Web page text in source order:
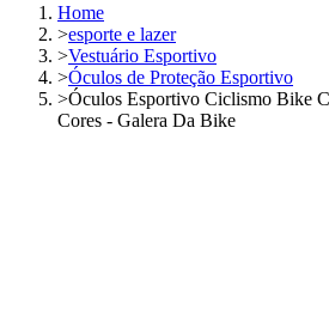
Home
>esporte e lazer
>Vestuário Esportivo
>Óculos de Proteção Esportivo
>Óculos Esportivo Ciclismo Bike
Cores - Galera Da Bike